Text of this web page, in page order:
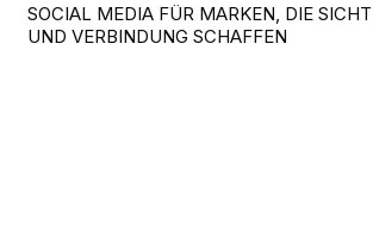
SOCIAL MEDIA FÜR MARKEN, DIE
UND VERBINDUNG SCHAFFEN